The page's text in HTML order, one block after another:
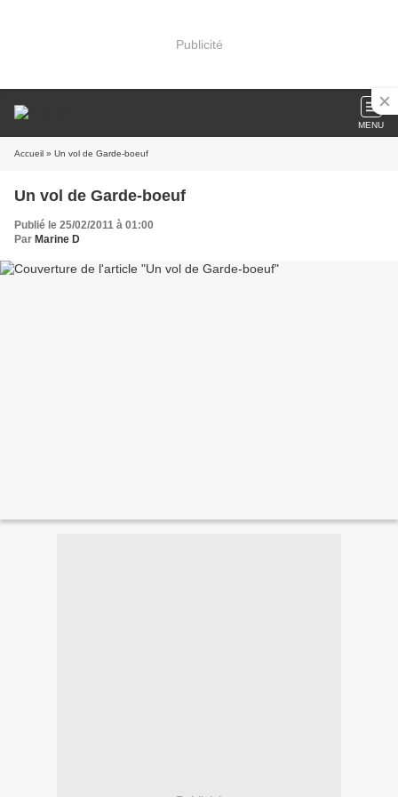
Publicité
MENU
Accueil » Un vol de Garde-boeuf
Un vol de Garde-boeuf
Publié le 25/02/2011 à 01:00
Par Marine D